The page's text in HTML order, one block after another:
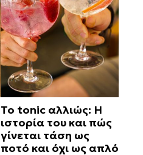
Το tonic αλλιώς: Η
ιστορία του και πώς
γίνεται τάση ως
ποτό και όχι ως απλό